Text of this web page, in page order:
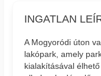
INGATLAN
A Mogyoródi úton
lakópark, amely
kialakításával